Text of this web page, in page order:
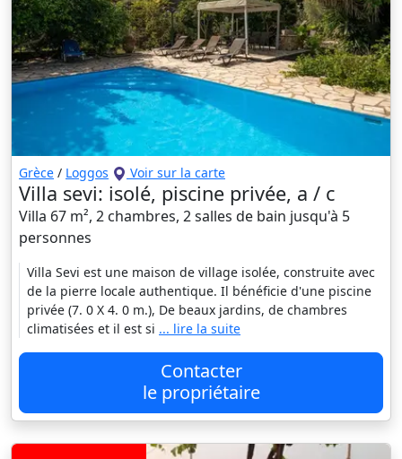
Grèce / Loggos Voir sur la carte
Villa sevi: isolé, piscine privée, a / c
Villa 67 m², 2 chambres, 2 salles de bain jusqu'à 5
personnes
Villa Sevi est une maison de village isolée, construite avec
de la pierre locale authentique. Il bénéficie d'une piscine
privée (7. 0 X 4. 0 m.), De beaux jardins, de chambres
climatisées et il est si ... lire la suite
Contacter
le propriétaire